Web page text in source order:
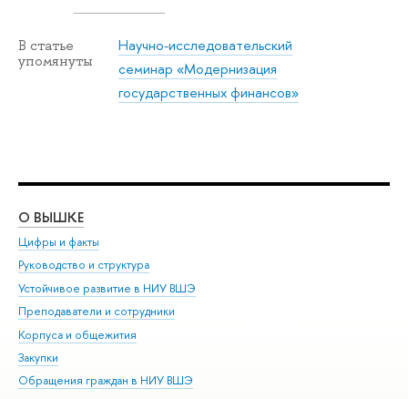
В статье
упомянуты
Научно-исследовательский
семинар «Модернизация
государственных финансов»
О ВЫШКЕ
Цифры и факты
Руководство и структура
Устойчивое развитие в НИУ ВШЭ
Преподаватели и сотрудники
Корпуса и общежития
Закупки
Обращения граждан в НИУ ВШЭ